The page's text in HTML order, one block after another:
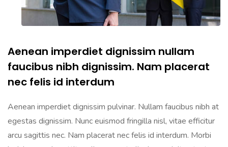
Aenean imperdiet dignissim nullam
faucibus nibh dignissim. Nam placerat
nec felis id interdum
Aenean imperdiet dignissim pulvinar. Nullam faucibus nibh at
egestas dignissim. Nunc euismod fringilla nisl, vitae efficitur
arcu sagittis nec. Nam placerat nec felis id interdum. Morbi